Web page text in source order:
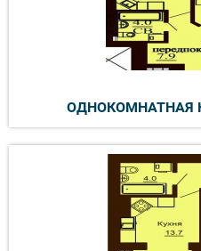
ОДНОКОМНАТНАЯ